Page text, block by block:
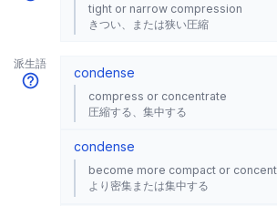
tight or narrow compression
きつい、または狭い圧縮
派生語
condense
compress or concentrate
圧縮する、集中する
condense
become more compact or
より密集または集中する